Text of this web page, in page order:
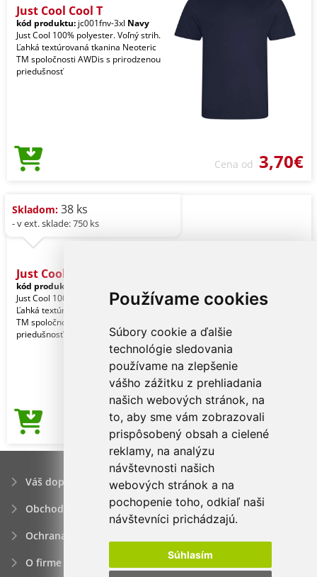
Používame cookies
Súbory cookie a ďalšie
technológie sledovania
používame na zlepšenie
vášho zážitku z prehliadania
našich webových stránok, na
to, aby sme vám zobrazovali
prispôsobený obsah a cielené
reklamy, na analýzu
návštevnosti našich
webových stránok a na
pochopenie toho, odkiaľ naši
návštevníci prichádzajú.
Súhlasím
Just Cool Cool T
kód produktu: jc001fnv-3xl Navy
Just Cool 100% polyester. Voľný strih.
Ľahká textúrovaná tkanina Neoteric
TM spoločnosti AWDis s prirodzenou
priedušnosť
Cena od 3,70€
Skladom: 38 ks
- v ext. sklade: 750 ks
Just Cool Cool T
kód produktu:
Just Cool 100% polyester. Voľný strih.
Ľahká textúrovaná tkanina Neoteric
TM spoločnosti AWDis s prirodzenou
priedušnosť
Cena od 3,70€
Váš dopyt
Obchodné podmienky
Ochrana osobných údajov
O firme